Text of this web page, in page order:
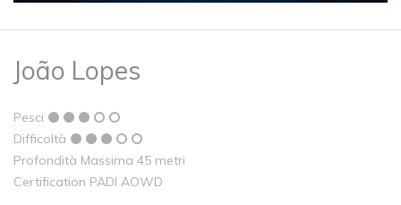
João Lopes
Pesci
Difficoltà
Profondità Massima 45 metri
Certification PADI AOWD